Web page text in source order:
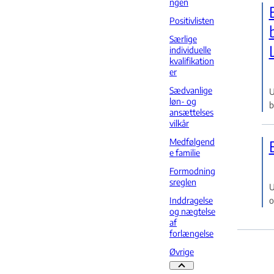
ngen
Positivlisten
Særlige
individuelle
kvalifikation
er
Sædvanlige
løn- og
ansættelses
vilkår
Medfølgend
e familie
Formodning
sreglen
Inddragelse
og nægtelse
af
forlængelse
Øvrige
Øvrige - Flere links